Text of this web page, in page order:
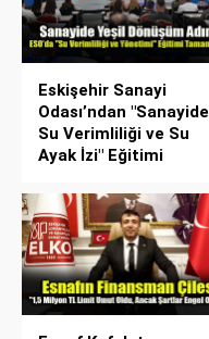
Eskişehir Sanayi
Odası’ndan "Sanayide
Su Verimliliği ve Su
Ayak İzi" Eğitimi